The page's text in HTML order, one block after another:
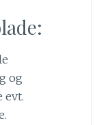
og
evt.